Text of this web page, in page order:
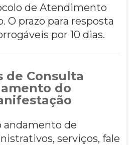
de Atendimento
O prazo para resposta
por 10 dias.
de Consulta
do
andamento de
serviços, fale